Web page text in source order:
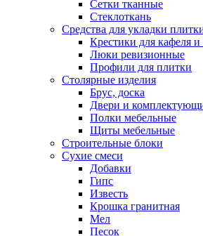
Сетки тканные
Стеклоткань
Средства для укладки
Крестики для кафеля
Люки ревизионные
Профили для плитки
Столярные изделия
Брус, доска
Двери и
Полки мебельные
Щиты мебельные
Строительные блоки
Сухие смеси
Добавки
Гипс
Известь
Крошка гранитная
Мел
Песок